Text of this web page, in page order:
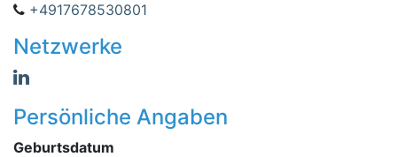
+4917678530801
Netzwerke
Persönliche Angaben
Geburtsdatum